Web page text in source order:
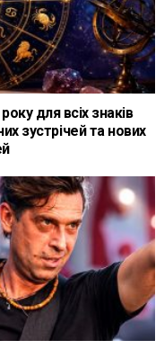
для всіх знаків
зустрічей та нових